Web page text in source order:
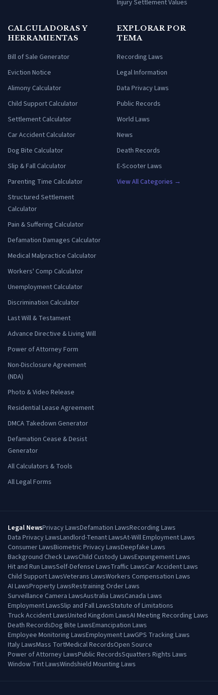
Injury Settlement Values
CALCULADORAS Y
HERRAMIENTAS
Bill of Sale Generator
Eviction Notice
Alimony Calculator
Child Support Calculator
Settlement Calculator
Car Accident Calculator
Dog Bite Calculator
Slip & Fall Calculator
Parenting Time Calculator
Structured Settlement
Calculator
Pain & Suffering Calculator
Defamation Damages Calculator
Medical Malpractice Calculator
Workers' Comp Calculator
Unemployment Calculator
Discrimination Calculator
Last Will & Testament
Advance Directive & Living Will
Power of Attorney Form
Non-Disclosure Agreement
(NDA)
Photo & Video Release
Residential Lease Agreement
DMCA Takedown Generator
Defamation Cease & Desist
Generator
All Calculators & Tools
All Legal Forms
EXPLORAR POR
TEMA
Recording Laws
Legal Information
Data Privacy Laws
Public Records
World Laws
News
Death Records
E-Scooter Laws
View All Categories →
Legal NewsPrivacy LawsDefamation LawsRecording Laws
Data Privacy LawsLandlord-Tenant LawsAt-Will Employment Laws
Consumer LawsBiometric Privacy LawsDeepfake Laws
Background Check LawsChild Custody LawsExpungement Laws
Hit and Run LawsSelf-Defense LawsTraffic LawsCar Accident Laws
Child Support LawsVeterans LawsWorkers Compensation Laws
AI LawsProperty LawsRestraining Order Laws
Surveillance Camera LawsAustralia LawsCanada Laws
Employment LawsSlip and Fall LawsStatute of Limitations
Truck Accident LawsUnited Kingdom LawsAI Meeting Recording Laws
Death RecordsDog Bite LawsEmancipation Laws
Employee Monitoring LawsEmployment LawGPS Tracking Laws
Italy LawsMass TortMedical RecordsOpen Source
Power of Attorney LawsPublic RecordsSquatters Rights Laws
Window Tint LawsWindshield Mounting Laws